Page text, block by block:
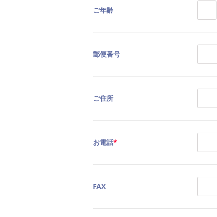
ご年齢
郵便番号
ご住所
お電話*
FAX